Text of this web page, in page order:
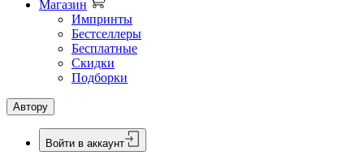
Магазин
Импринты
Бестселлеры
Бесплатные
Скидки
Подборки
Автору
Войти в аккаунт